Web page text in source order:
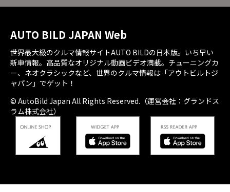
AUTO BILD JAPAN Web
世界最大級のクルマ情報サイトAUTO BILDの日本版。いち早い
新車情報。高品質なオリジナル動画ビデオ満載。チューニングカ
ー、ネオクラシックなど、世界のクルマ情報は「アウトビルトジ
ャパン」でゲット！
© AutoBild Japan All Rights Reserved.（運営会社：グランドス
ラム株式会社）